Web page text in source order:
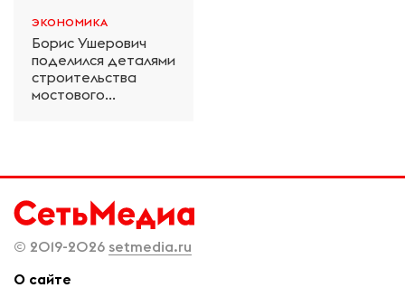
ЭКОНОМИКА
Борис Ушерович
поделился деталями
строительства
мостового
© 2019-2026 setmedia.ru
О сайте